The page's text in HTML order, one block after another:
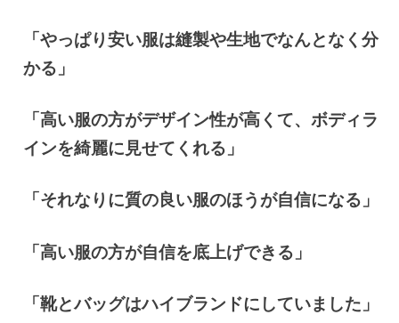
「やっぱり安い服は縫製や生地でなんとなく分
かる」
「高い服の方がデザイン性が高くて、ボディラ
インを綺麗に見せてくれる」
「それなりに質の良い服のほうが自信になる」
「高い服の方が自信を底上げできる」
「靴とバッグはハイブランドにしていました」